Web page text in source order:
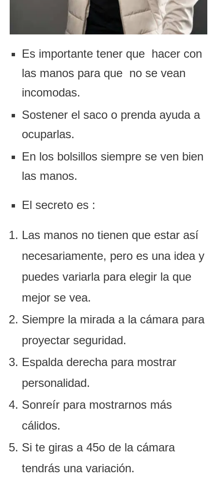
Es importante tener que hacer con
las manos para que no se vean
incomodas.
Sostener el saco o prenda ayuda a
ocuparlas.
En los bolsillos siempre se ven bien
las manos.
El secreto es :
Las manos no tienen que estar así
necesariamente, pero es una idea y
puedes variarla para elegir la que
mejor se vea.
Siempre la mirada a la cámara para
proyectar seguridad.
Espalda derecha para mostrar
personalidad.
Sonreír para mostrarnos más
cálidos.
Si te giras a 45o de la cámara
tendrás una variación.